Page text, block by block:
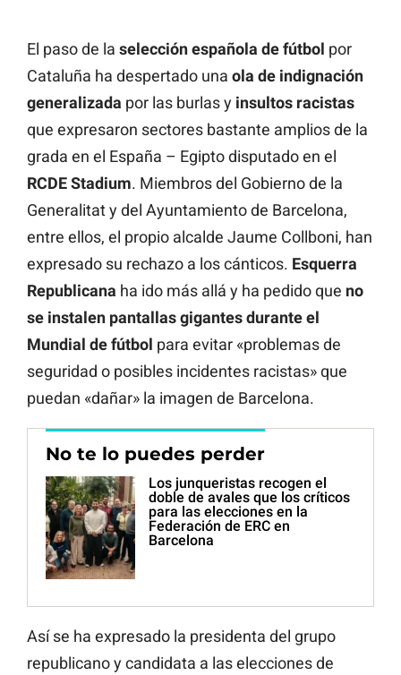
El paso de la selección española de fútbol por
Cataluña ha despertado una ola de indignación
generalizada por las burlas y insultos racistas
que expresaron sectores bastante amplios de la
grada en el España – Egipto disputado en el
RCDE Stadium. Miembros del Gobierno de la
Generalitat y del Ayuntamiento de Barcelona,
entre ellos, el propio alcalde Jaume Collboni, han
expresado su rechazo a los cánticos. Esquerra
Republicana ha ido más allá y ha pedido que no
se instalen pantallas gigantes durante el
Mundial de fútbol para evitar «problemas de
seguridad o posibles incidentes racistas» que
puedan «dañar» la imagen de Barcelona.
No te lo puedes perder
Los junqueristas recogen el
doble de avales que los críticos
para las elecciones en la
Federación de ERC en
Barcelona
Así se ha expresado la presidenta del grupo
republicano y candidata a las elecciones de